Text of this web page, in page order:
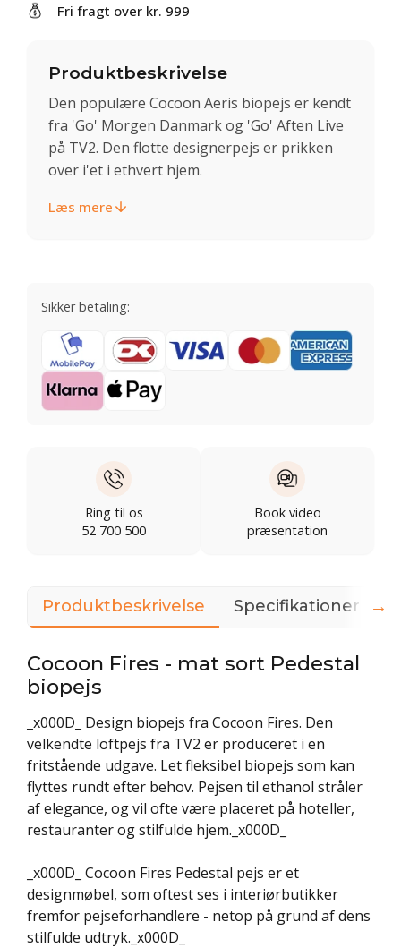
Fri fragt over kr. 999
Produktbeskrivelse
Den populære Cocoon Aeris biopejs er kendt
fra 'Go' Morgen Danmark og 'Go' Aften Live
på TV2. Den flotte designerpejs er prikken
over i'et i ethvert hjem.
Læs mere
Sikker betaling:
Ring til os
52 700 500
Book video
præsentation
Produktbeskrivelse Specifikationer
Cocoon Fires - mat sort Pedestal
biopejs
_x000D_ Design biopejs fra Cocoon Fires. Den
velkendte loftpejs fra TV2 er produceret i en
fritstående udgave. Let fleksibel biopejs som kan
flyttes rundt efter behov. Pejsen til ethanol stråler
af elegance, og vil ofte være placeret på hoteller,
restauranter og stilfulde hjem._x000D_
_x000D_ Cocoon Fires Pedestal pejs er et
designmøbel, som oftest ses i interiørbutikker
fremfor pejseforhandlere - netop på grund af dens
stilfulde udtryk._x000D_
→